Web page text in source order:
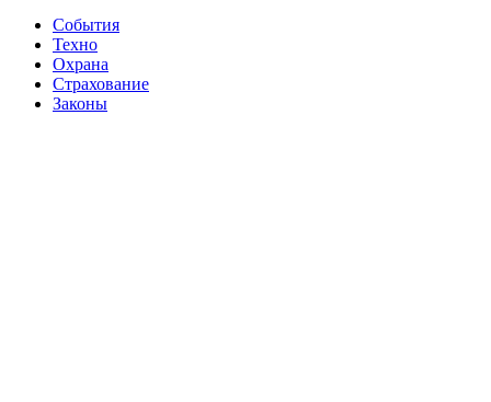
События
Техно
Охрана
Страхование
Законы